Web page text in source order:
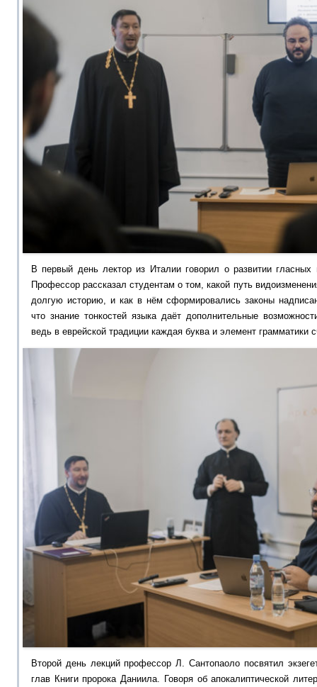
В первый день лектор из Италии говорил о развитии
Профессор рассказал студентам о том, какой путь
долгую историю, и как в нём сформировались законы
что знание тонкостей языка даёт дополнительные
ведь в еврейской традиции каждая буква и элемент грамматики
Второй день лекций профессор Л. Сантопаоло посвятил
глав Книги пророка Даниила. Говоря об апокалиптической